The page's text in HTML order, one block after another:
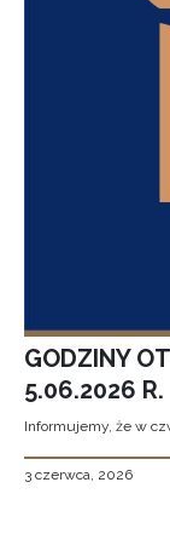
GODZINY
5.06.2026 R.
Informujemy, że w
3 czerwca, 2026